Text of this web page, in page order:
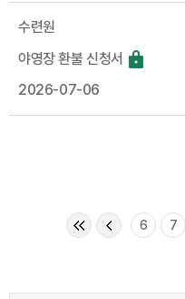
수련원
야영장 환불 신청서
2026-07-06
6 7